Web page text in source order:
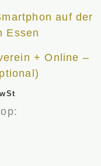
+ Online –